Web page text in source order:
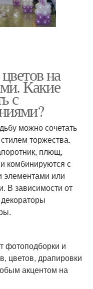
на
Какие
с
можно сочетать
торжества.
плющ,
комбинируются с
элементами или
В зависимости от
фотоподборки и
цветов, драпировки
акцентом на